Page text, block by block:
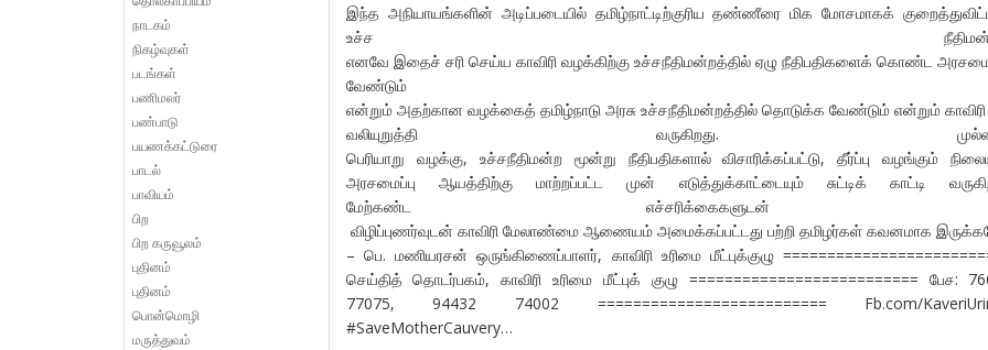
இந்த அநியாயங்களின் அடிப்படையில் தமிழ்நாட்டிற்குரிய தண்ணீரை மிக மோசமாகக்
உச்ச
எனவே இதைச் சரி செய்ய காவிரி வழக்கிற்கு உச்சநீதிமன்றத்தில் ஏழு நீதிபதிகளைக் கொண்ட
வேண்டும்
என்றும் அதற்கான வழக்கைத் தமிழ்நாடு அரசு உச்சநீதிமன்றத்தில் தொடுக்க வேண்டும் என்றும் காவிரி
வலியுறுத்தி வருகிறது.
பெரியாறு வழக்கு, உச்சநீதிமன்ற மூன்று நீதிபதிகளால் விசாரிக்கப்பட்டு, தீர்ப்பு வழங்கும்
அரசமைப்பு ஆயத்திற்கு மாற்றப்பட்ட முன் எடுத்துக்காட்டையும் சுட்டிக் காட்டி
மேற்கண்ட எச்சரிக்கைகளுடன்
விழிப்புணர்வுடன் காவிரி மேலாண்மை ஆணையம் அமைக்கப்பட்டது பற்றி தமிழர்கள் கவனமாக
– பெ. மணியரசன் ஒருங்கிணைப்பாளர், காவிரி உரிமை மீட்புக்குழு
செய்தித் தொடர்பகம், காவிரி உரிமை மீட்புக் குழு ========================== பேச:
77075, 94432 74002 ========================== Fb.com/
#SaveMotherCauvery…
நாடகம்
நிகழ்வுகள்
படங்கள்
பணிமலர்
பண்பாடு
பயணக்கட்டுரை
பாடல்
பாவியம்
பிற
பிற கருவூலம்
புதினம்
புதினம்
பொன்மொழி
மருத்துவம்